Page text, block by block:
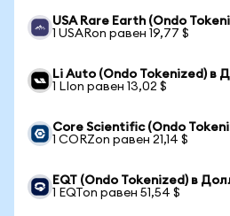
USA Rare Earth (Ondo
1 USARon равен 19,77 $
Li Auto (Ondo Tokenized) в
1 LIon равен 13,02 $
Core Scientific (Ondo
1 CORZon равен 21,14 $
EQT (Ondo Tokenized) в
1 EQTon равен 51,54 $